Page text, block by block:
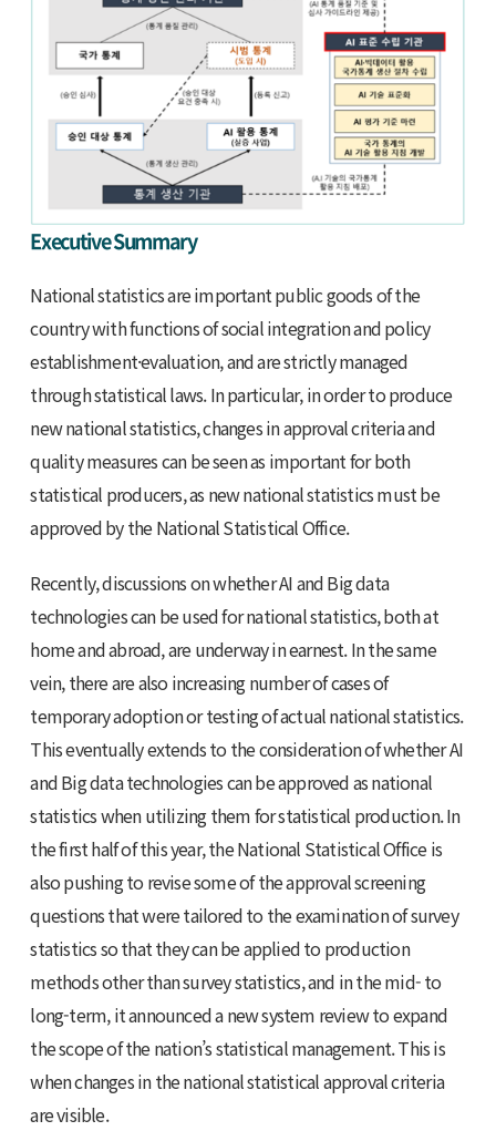
Executive Summary
National statistics are important public goods of the
country with functions of social integration and policy
establishment·evaluation, and are strictly managed
through statistical laws. In particular, in order to produce
new national statistics, changes in approval criteria and
quality measures can be seen as important for both
statistical producers, as new national statistics must be
approved by the National Statistical Office.
Recently, discussions on whether AI and Big data
technologies can be used for national statistics, both at
home and abroad, are underway in earnest. In the same
vein, there are also increasing number of cases of
temporary adoption or testing of actual national statistics.
This eventually extends to the consideration of whether AI
and Big data technologies can be approved as national
statistics when utilizing them for statistical production. In
the first half of this year, the National Statistical Office is
also pushing to revise some of the approval screening
questions that were tailored to the examination of survey
statistics so that they can be applied to production
methods other than survey statistics, and in the mid- to
long-term, it announced a new system review to expand
the scope of the nation’s statistical management. This is
when changes in the national statistical approval criteria
are visible.